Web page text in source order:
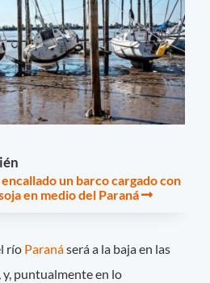
un barco cargado con
en medio del Paraná
río Paranáserá a la baja en las
y, puntualmente en lo